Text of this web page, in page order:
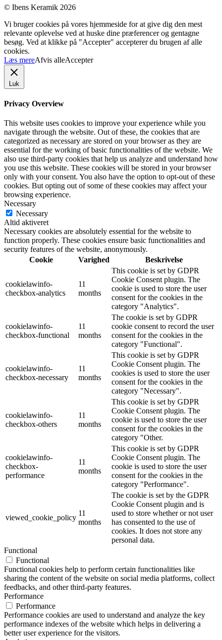
© Ibens Keramik 2026
Vi bruger cookies på vores hjemmeside for at give dig den mest
relevante oplevelse ved at huske dine præferencer og gentagne
besøg. Ved at klikke på "Accepter" accepterer du brugen af ​​alle
cookies.
Læs mereAfvis alleAccepter
Luk
Privacy Overview
This website uses cookies to improve your experience while you
navigate through the website. Out of these, the cookies that are
categorized as necessary are stored on your browser as they are
essential for the working of basic functionalities of the website. We
also use third-party cookies that help us analyze and understand how
you use this website. These cookies will be stored in your browser
only with your consent. You also have the option to opt-out of these
cookies. But opting out of some of these cookies may affect your
browsing experience.
Necessary
Necessary
Altid aktiveret
Necessary cookies are absolutely essential for the website to
function properly. These cookies ensure basic functionalities and
security features of the website, anonymously.
Cookie
Varighed Beskrivelse
cookielawinfo-
checkbox-analytics
11
months
This cookie is set by GDPR
Cookie Consent plugin. The
cookie is used to store the user
consent for the cookies in the
category "Analytics".
cookielawinfo-
checkbox-functional
11
months
The cookie is set by GDPR
cookie consent to record the user
consent for the cookies in the
category "Functional".
cookielawinfo-
checkbox-necessary
11
months
This cookie is set by GDPR
Cookie Consent plugin. The
cookies is used to store the user
consent for the cookies in the
category "Necessary".
cookielawinfo-
checkbox-others
11
months
This cookie is set by GDPR
Cookie Consent plugin. The
cookie is used to store the user
consent for the cookies in the
category "Other.
cookielawinfo-
checkbox-
performance
11
months
This cookie is set by GDPR
Cookie Consent plugin. The
cookie is used to store the user
consent for the cookies in the
category "Performance".
viewed_cookie_policy
11
months
The cookie is set by the GDPR
Cookie Consent plugin and is
used to store whether or not user
has consented to the use of
cookies. It does not store any
personal data.
Functional
Functional
Functional cookies help to perform certain functionalities like
sharing the content of the website on social media platforms, collect
feedbacks, and other third-party features.
Performance
Performance
Performance cookies are used to understand and analyze the key
performance indexes of the website which helps in delivering a
better user experience for the visitors.